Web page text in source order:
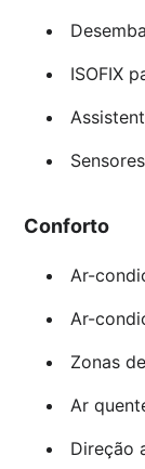
ISOFIX
Conforto
Ar-
Ar-
Zonas
Ar
Direção